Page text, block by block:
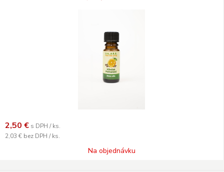
2,50 € s DPH / ks.
2,03 € bez DPH / ks.
Na objednávku